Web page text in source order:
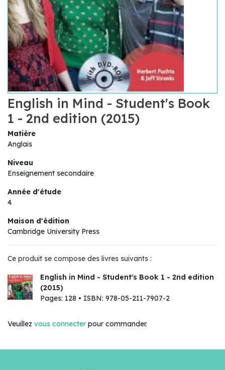
English in Mind - Student's Book
1 - 2nd edition (2015)
Matière
Anglais
Niveau
Enseignement secondaire
Année d'étude
4
Maison d'édition
Cambridge University Press
Ce produit se compose des livres suivants :
English in Mind - Student's Book 1 - 2nd edition
(2015)
Pages: 128 • ISBN: 978-05-211-7907-2
Veuillez vous connecter pour commander.